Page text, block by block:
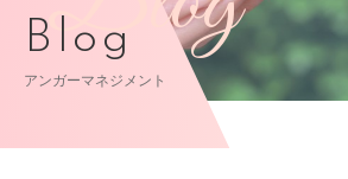
Blog
アンガーマネジメント